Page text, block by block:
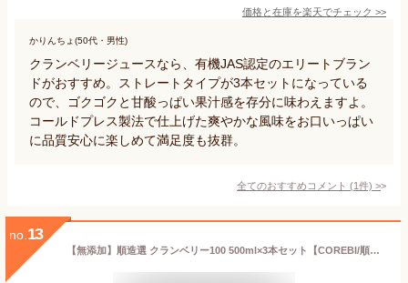
価格と在庫を楽天でチェック >>
かりんちょ(50代・男性)
クランベリージュースなら、有機JAS認定のエリートブラン
ドがおすすめ。ストレートタイプが3本セットになっている
ので、ゴクゴクと甘酸っぱい果汁感を存分に味わえますよ。
コールドプレス製法で仕上げた爽やかな風味をお口いっぱい
に品質安心に楽しめて満足度も抜群。
全てのおすすめコメント (1件) >
no. 13
【無添加】順造選 クランベリー100 500ml×3本セット【COREBI/順造選 公式ショップ限定ボックス商品】（果汁100％）クランベリージュース 100 無添加